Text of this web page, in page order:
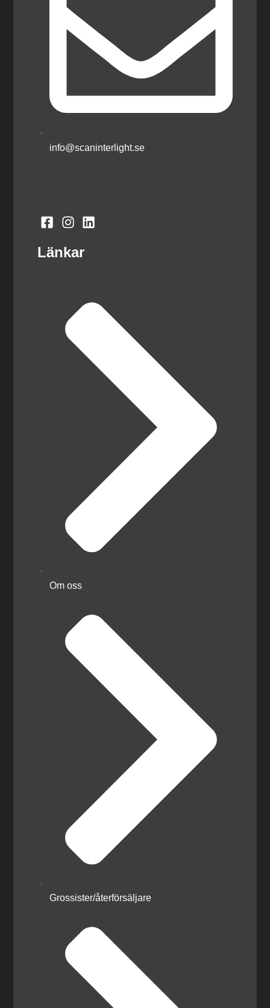
info@scaninterlight.se
Länkar
Om oss
Grossister/återförsäljare